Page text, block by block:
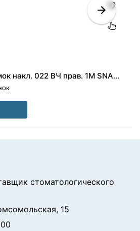
438-2160 (1.6) Замок накл. 022 ВЧ прав. 1М SNAP Link.Ormco (США)
стоматологического
15